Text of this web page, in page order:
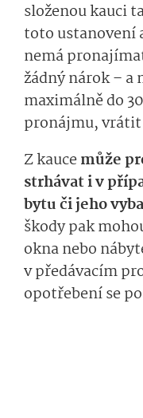
složenou kauci
toto ustanovení
nemá
žádnýnárok – a
maximálně do
pronájmu,
Z kaucemůže
strhávat i v
bytu či jeho
škodypakm
okna nebo
v předávacím
opotřebení se